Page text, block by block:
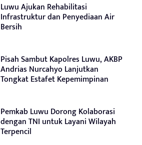
Luwu Ajukan Rehabilitasi
Infrastruktur dan Penyediaan Air
Bersih
Pisah Sambut Kapolres Luwu, AKBP
Andrias Nurcahyo Lanjutkan
Tongkat Estafet Kepemimpinan
Pemkab Luwu Dorong Kolaborasi
dengan TNI untuk Layani Wilayah
Terpencil